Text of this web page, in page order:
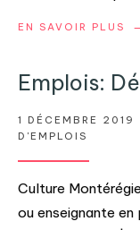
EN SAVOIR PLUS
Emplois:
1 DÉCEMBRE 2019
D'EMPLOIS
Culture
ou enseignante en